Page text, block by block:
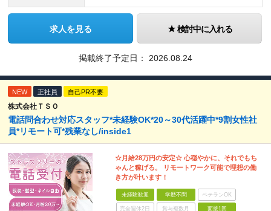
求人を見る 検討中に入れる
掲載終了予定日： 2026.08.24
NEW 正社員 自己PR不要
株式会社ＴＳＯ
電話問合わせ対応スタッフ*未経験OK*20～30代活躍中*9割女性社
員*リモート可*残業なし/inside1
☆月給28万円の安定☆ 心穏やかに、それでもち
ゃんと稼げる。 リモートワーク可能で理想の働
き方が叶います！
未経験歓迎 学歴不問 ベテランOK
完全週休2日 賞与複数月 面接1回